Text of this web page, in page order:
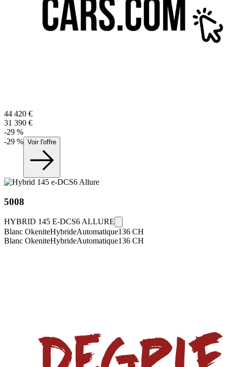
44 420 €
31 390 €
-29 %
-29 % Voir l'offre
5008
HYBRID 145 E-DCS6 ALLURE
Blanc OkeniteHybrideAutomatique136 CH
Blanc OkeniteHybrideAutomatique136 CH